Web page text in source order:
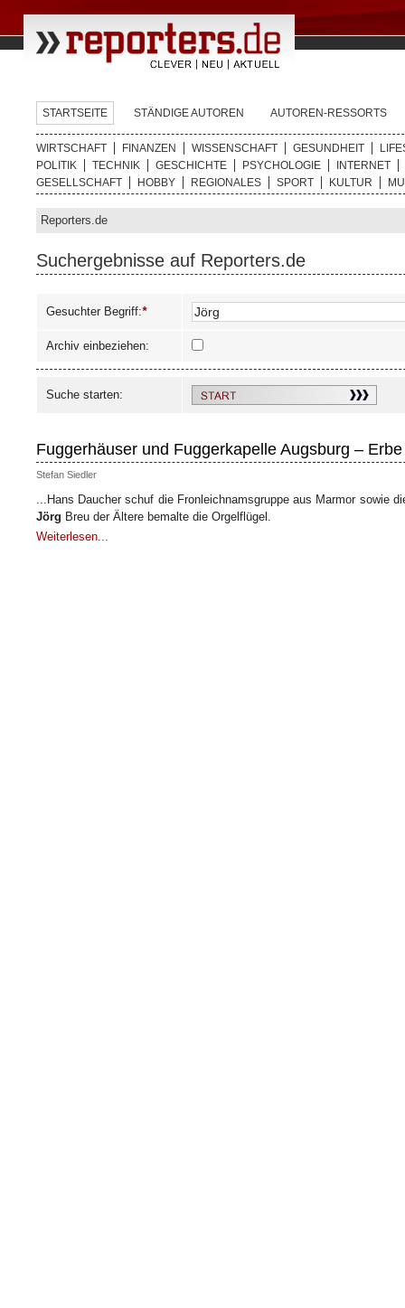
STARTSEITE STÄNDIGE AUTOREN AUTOREN-RESSORTS
WIRTSCHAFT FINANZEN WISSENSCHAFT GESUNDHEIT
POLITIK
TECHNIK GESCHICHTE PSYCHOLOGIE
INTERNET
GESELLSCHAFT
HOBBY REGIONALES SPORT KULTUR
Reporters.de
Suchergebnisse auf Reporters.de
Gesuchter Begriff:*
Archiv einbeziehen:
Suche starten:
Fuggerhäuser und Fuggerkapelle Augsburg –
Stefan Siedler
...Hans Daucher schuf die Fronleichnamsgruppe aus Marmor sowie
Jörg Breu der Ältere bemalte die Orgelflügel.
Weiterlesen...